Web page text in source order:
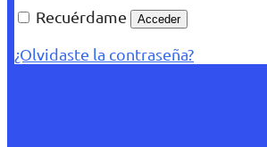
Recuérdame
Acceder
¿Olvidaste la contraseña?